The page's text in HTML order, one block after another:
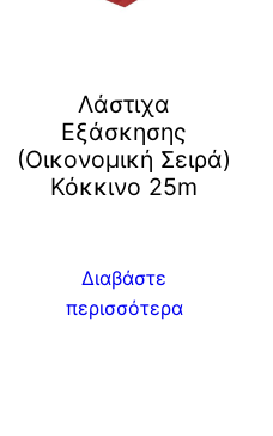
Λάστιχα
Εξάσκησης
(Οικονομική Σειρά)
Κόκκινο 25m
Διαβάστε
περισσότερα